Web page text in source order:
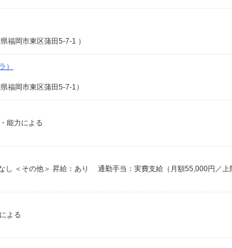
岡市東区蒲田5-7-1 ）
）
岡市東区蒲田5-7-1）
能力による
よる